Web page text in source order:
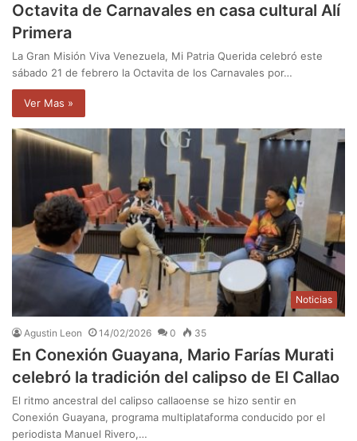
Octavita de Carnavales en casa cultural Alí
Primera
La Gran Misión Viva Venezuela, Mi Patria Querida celebró este
sábado 21 de febrero la Octavita de los Carnavales por…
Ver Mas »
Noticias
Agustin Leon 14/02/2026 0 35
En Conexión Guayana, Mario Farías Murati
celebró la tradición del calipso de El Callao
El ritmo ancestral del calipso callaoense se hizo sentir en
Conexión Guayana, programa multiplataforma conducido por el
periodista Manuel Rivero,…